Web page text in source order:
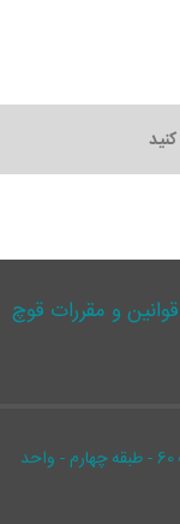
قوانین و مقررات قوچ
میدان هروی - خیابان آزادی - پلاک 60 - طبقه چهارم - واحد